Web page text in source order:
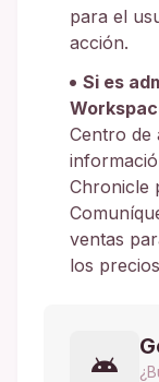
para el
acción.
Si es
Centro de
Chronicle
ventas
los